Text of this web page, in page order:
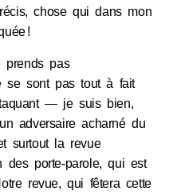
chose qui dans mon
!
pas
se sont pas tout à fait
— je suis bien,
adversaire acharné du
surtout la revue
porte-parole, qui est
revue, qui fêtera cette